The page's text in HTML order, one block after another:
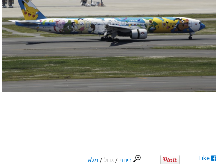
בינוני / גדול /מלא Like